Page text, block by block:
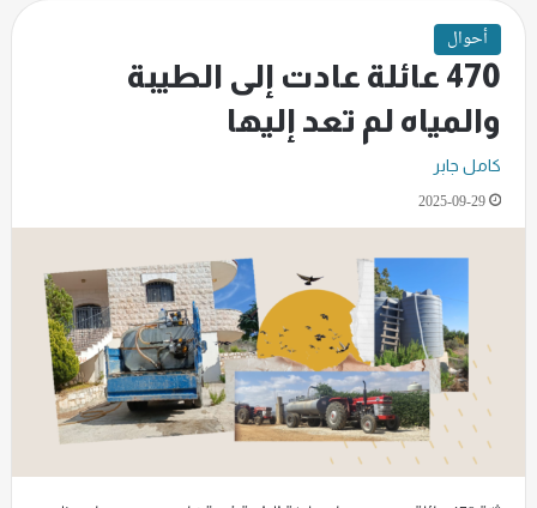
أحوال
470 عائلة عادت إلى الطيبة
والمياه لم تعد إليها
كامل جابر
2025-09-29